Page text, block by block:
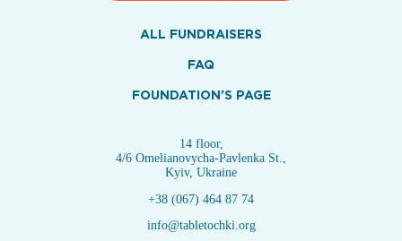
ALL FUNDRAISERS
FAQ
FOUNDATION'S PAGE
14 floor,
4/6 Omelianovycha-Pavlenka St.,
Kyiv, Ukraine
+38 (067) 464 87 74
info@tabletochki.org